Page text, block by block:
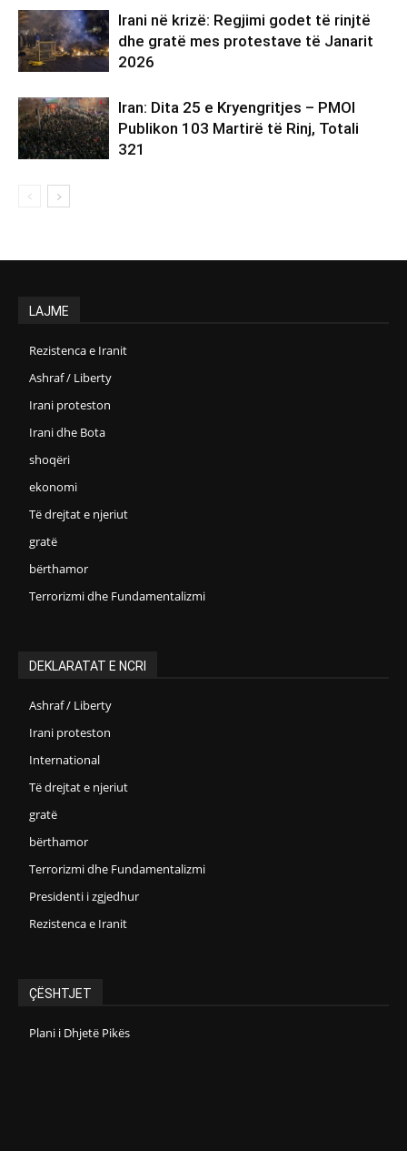
Irani në krizë: Regjimi godet të rinjtë
dhe gratë mes protestave të Janarit
2026
Iran: Dita 25 e Kryengritjes – PMOI
Publikon 103 Martirë të Rinj, Totali
321
LAJME
Rezistenca e Iranit
Ashraf / Liberty
Irani proteston
Irani dhe Bota
shoqëri
ekonomi
Të drejtat e njeriut
gratë
bërthamor
Terrorizmi dhe Fundamentalizmi
DEKLARATAT E NCRI
Ashraf / Liberty
Irani proteston
International
Të drejtat e njeriut
gratë
bërthamor
Terrorizmi dhe Fundamentalizmi
Presidenti i zgjedhur
Rezistenca e Iranit
ÇËSHTJET
Plani i Dhjetë Pikës